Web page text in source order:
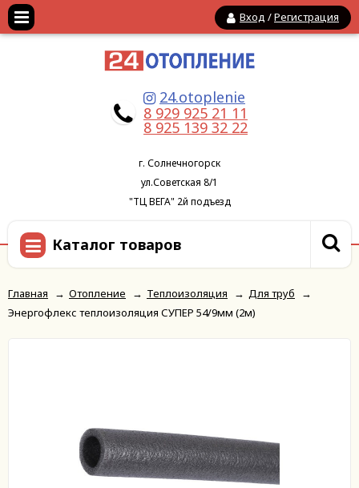
Вход /Регистрация
24.otoplenie
8 929 925 21 11
8 925 139 32 22
г. Солнечногорск
ул.Советская 8/1
"ТЦ ВЕГА" 2й подъезд
Каталог товаров
Главная → Отопление → Теплоизоляция → Для труб
→
Энергофлекс теплоизоляция СУПЕР 54/9мм (2м)